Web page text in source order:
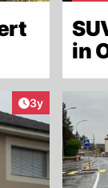
in
Artikel
3y